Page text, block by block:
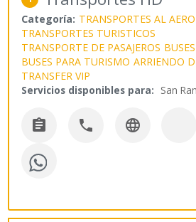
Categoría: TRANSPORTES AL
TRANSPORTES TURISTICOS
TRANSPORTE DE PASAJEROS
BUSES PARA TURISMO ARRIENDO
TRANSFER VIP
Servicios disponibles para: San
  